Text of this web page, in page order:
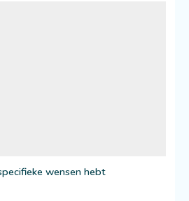
wensen hebt